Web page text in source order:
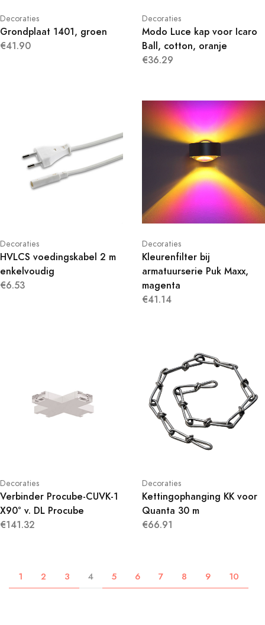
Decoraties
Grondplaat 1401, groen
€41.90
Decoraties
Modo Luce kap voor Icaro
Ball, cotton, oranje
€36.29
Decoraties
HVLCS voedingskabel 2 m
enkelvoudig
€6.53
Decoraties
Kleurenfilter bij
armatuurserie Puk Maxx,
magenta
€41.14
Decoraties
Verbinder Procube-CUVK-1
X90° v. DL Procube
€141.32
Decoraties
Kettingophanging KK voor
Quanta 30 m
€66.91
1 2 3 4 5 6 7 8 9 10